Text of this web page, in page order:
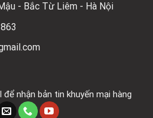
- Bắc Từ Liêm - Hà Nội
nhận bản tin khuyến mại hàng